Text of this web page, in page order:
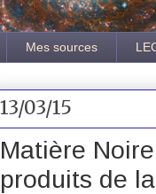
Mes sources
13/03/15
Matière
produits de